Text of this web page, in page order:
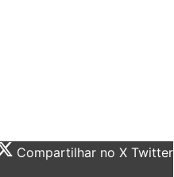
Compartilhar no X Twitter